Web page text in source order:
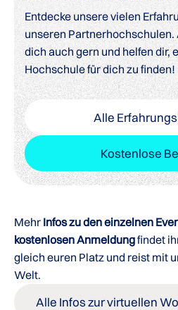
Entdecke unsere vielen
unseren
dich auch gern und helfen dir,
Hochschule für dich zu finden!
Alle
Kostenlose
Mehr Infos zu den einzelnen
kostenlosen Anmeldungfindet
gleich euren Platz und reist mit
Welt.
Alle Infos zur virtuellen